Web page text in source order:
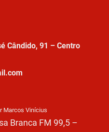
Cândido, 91 – Centro
Marcos Vinícius
Branca FM 99,5 –